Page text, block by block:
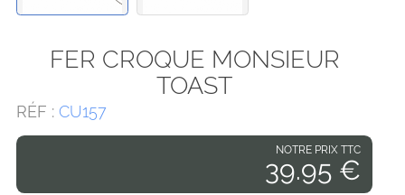
FER CROQUE MONSIEUR
TOAST
RÉF : CU157
NOTRE PRIX TTC
39.95 €